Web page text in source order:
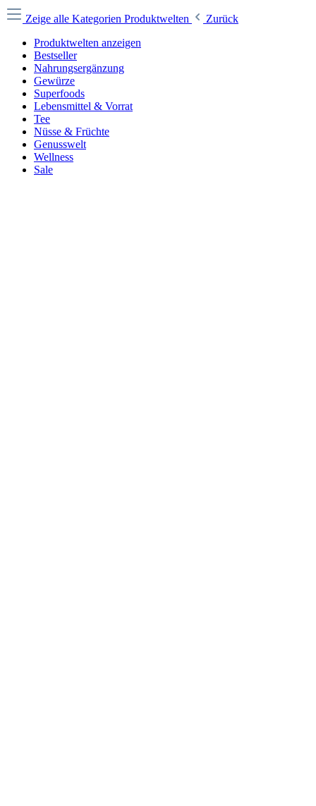
Zeige alle Kategorien Produktwelten
Zurück
Produktwelten anzeigen
Bestseller
Nahrungsergänzung
Gewürze
Superfoods
Lebensmittel & Vorrat
Tee
Nüsse & Früchte
Genusswelt
Wellness
Sale